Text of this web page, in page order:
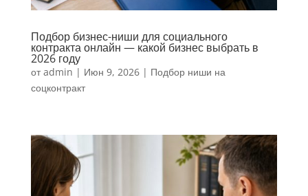
Подбор бизнес-ниши для социального
контракта онлайн — какой бизнес выбрать в
2026 году
отadmin | Июн 9, 2026| Подбор ниши на
соцконтракт